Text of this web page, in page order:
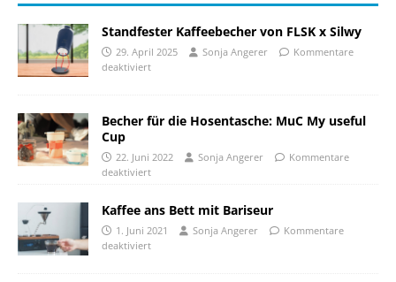
Standfester Kaffeebecher von FLSK x Silwy
29. April 2025 Sonja Angerer
Kommentare
deaktiviert
Becher für die Hosentasche: MuC My useful
Cup
22. Juni 2022 Sonja Angerer
Kommentare
deaktiviert
Kaffee ans Bett mit Bariseur
1. Juni 2021 Sonja Angerer
Kommentare
deaktiviert